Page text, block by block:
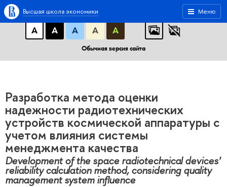
A A A
АБB
А
А А А А
Обычная версия сайта
Меню
Высшая школа экономики
Разработка метода оценки
надежности радиотехнических
устройств космической аппаратуры с
учетом влияния системы
менеджмента качества
Development of the space radiotechnical devices'
reliability calculation method, considering quality
management system influence